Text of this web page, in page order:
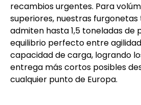
recambios urgentes. Para
superiores, nuestras
admiten hasta 1,5 toneladas de
equilibrio perfecto entre
capacidad de carga, logrando
entrega más cortos posibles
cualquier punto de Europa.